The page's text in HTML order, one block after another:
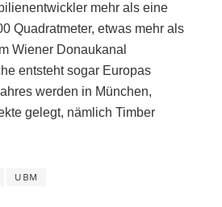
mehr als eine
Quadratmeter, etwas mehr als
Wiener Donaukanal
entsteht sogar Europas
werden in München,
gelegt, nämlich Timber
UBM